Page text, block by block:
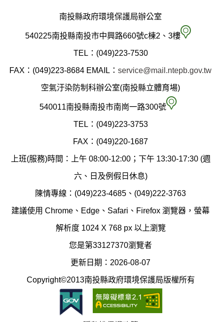
南投縣政府環境保護局辦公室
540225南投縣南投市中興路660號c棟2、3樓 南
縣
保
局
圖
TEL：(049)223-7530
FAX：(049)223-8684 EMAIL： service@mail.ntepb.gov.tw
空氣汙染防制科辦公室(南投縣立體育場)
540011南投縣南投市南崗一路300號 空
染
制
科
(南
TEL：(049)223-3753
FAX：(049)220-1687
上班(服務)時間：上午 08:00-12:00；下午 13:30-17:30 (週
六、日及例假日休息)
陳情專線：(049)223-4685、(049)222-3763
建議使用 Chrome、Edge、Safari、Firefox 瀏覽器，螢幕
解析度 1024 X 768 px 以上瀏覽
您是第33127370瀏覽者
更新日期：2026-08-07
Copyright©2013南投縣政府環境保護局版權所有